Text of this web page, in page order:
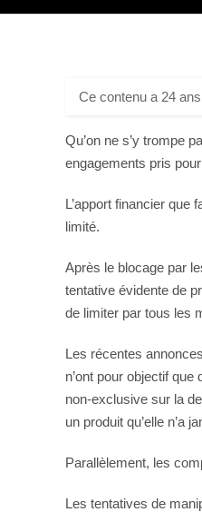
Ce contenu a 24
Qu’on ne s’y trompe
engagements pris
L’apport financier que
limité.
Après le blocage par
tentative évidente de
de limiter par tous les
Les récentes
n’ont pour objectif
non-exclusive sur la
un produit qu’elle n’a
Parallèlement, les
Les tentatives de